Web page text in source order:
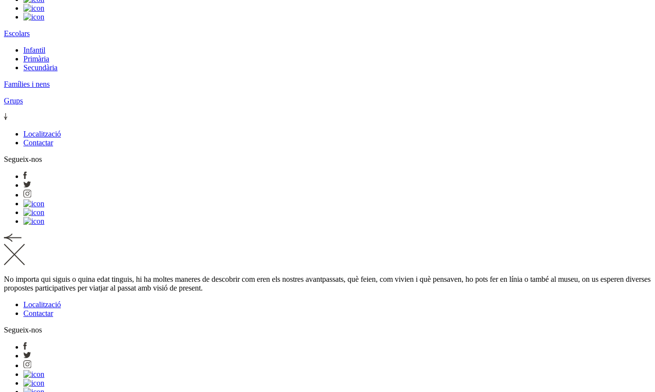
Escolars
Infantil
Primària
Secundària
Famílies i nens
Grups
Localització
Contactar
Segueix-nos
No importa qui siguis o quina edat tinguis, hi ha moltes maneres de descobrir com eren els nostres avantpassats, què feien, com vivien i què pensaven, ho pots fer en línia o també al museu, on us esperen diverses
propostes participatives per viatjar al passat amb visió de present.
Localització
Contactar
Segueix-nos